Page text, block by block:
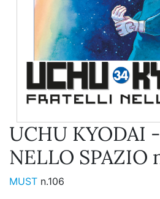
UCHU KYODAI
NELLO SPAZIO
MUST n.106